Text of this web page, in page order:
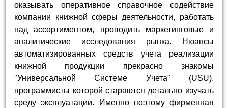
оказывать оперативное справочное содействие
компании книжной сферы деятельности, работать
над ассортиментом, проводить маркетинговые и
аналитические исследования рынка. Нюансы
автоматизированных средств учета реализации
книжной продукции прекрасно знакомы
"Универсальной Системе Учета" (USU),
программисты которой стараются детально изучать
среду эксплуатации. Именно поэтому фирменная